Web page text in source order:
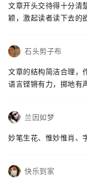
文章开头交待得十分清
颖，激起读者读下去的
石头剪子布
文章的结构简洁合理，
语言铿锵有力，掷地有
兰因如梦
妙笔生花、惟妙惟肖、
快乐到家